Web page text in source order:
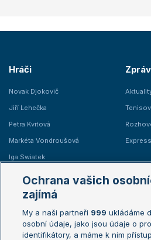
Hráči
Novak Djokovič
Jiří Lehečka
Petra Kvitová
Markéta Vondroušová
Iga Swiatek
Žebříčky
Žebříček ATP (muži)
Žebříček WTA (ženy)
French
Ochrana vašich
zajímá
My a naši partneři 999 ukládáme
osobní údaje, jako jsou údaje o
identifikátory, a máme k nim